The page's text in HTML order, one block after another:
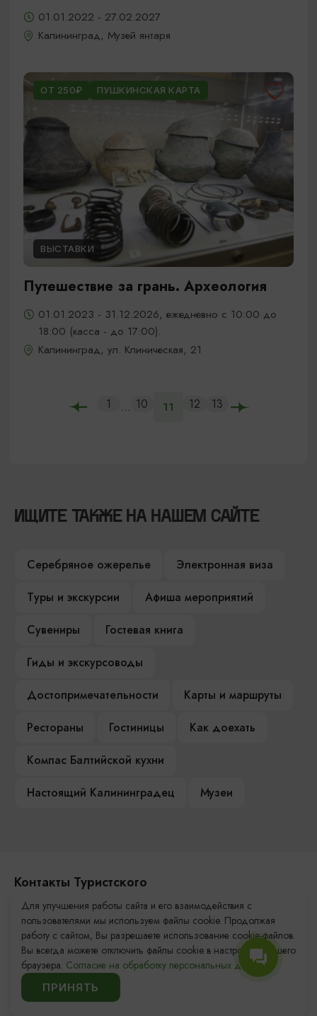
01.01.2022 - 27.02.2027
Калининград, Музей янтаря
ОТ 250₽ ПУШКИНСКАЯ КАРТА
ВЫСТАВКИ
Путешествие за грань. Археология
01.01.2023 - 31.12.2026, ежедневно с 10:00 до
18:00 (касса - до 17:00).
Калининград, ул. Клиническая, 21
1 ... 10 11 12 13
ИЩИТЕ ТАКЖЕ НА НАШЕМ САЙТЕ
Серебряное ожерелье
Электронная виза
Туры и экскурсии
Афиша мероприятий
Сувениры
Гостевая книга
Гиды и экскурсоводы
Достопримечательности
Карты и маршруты
Рестораны
Гостиницы
Как доехать
Компас Балтийской кухни
Настоящий Калининградец
Музеи
Контакты Туристского
информационного центра
+7 (4012) 555-200
8 (800) 200-55-39
info@visit-kaliningrad.ru
Для улучшения работы сайта и его взаимодействия с
пользователями мы используем файлы cookie. Продолжая
работу с сайтом, Вы разрешаете использование cookie-файлов.
Вы всегда можете отключить файлы cookie в настройках Вашего
браузера. Согласие на обработку персональных данных.
ПРИНЯТЬ